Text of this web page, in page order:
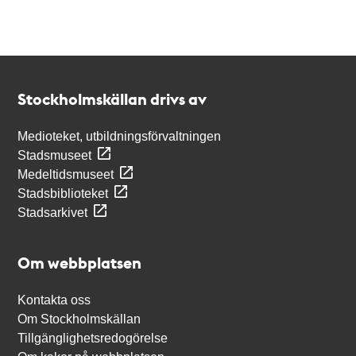
Stockholmskällan drivs av
Medioteket, utbildningsförvaltningen
Stadsmuseet
Medeltidsmuseet
Stadsbiblioteket
Stadsarkivet
Om webbplatsen
Kontakta oss
Om Stockholmskällan
Tillgänglighetsredogörelse